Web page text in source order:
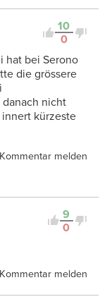
10
0
hat bei Serono
die grössere
danach nicht
kürzeste
Kommentar melden
9
0
Kommentar melden